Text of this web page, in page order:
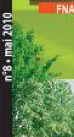
Pour ne